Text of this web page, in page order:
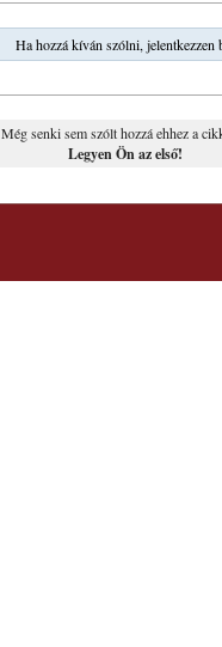
Ha hozzá kíván szólni, jelentkezzen
Még senki sem szólt hozzá ehhez a
Legyen Ön az első!